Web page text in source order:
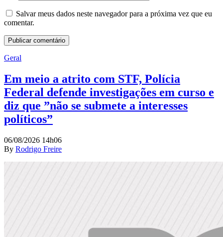
Salvar meus dados neste navegador para a próxima vez que eu
comentar.
Geral
Em meio a atrito com STF, Polícia
Federal defende investigações em curso e
diz que ”não se submete a interesses
políticos”
06/08/2026 14h06
By Rodrigo Freire